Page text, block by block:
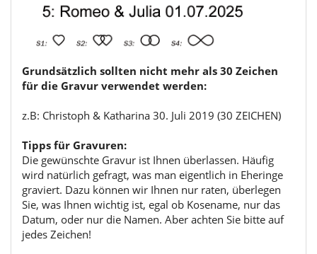
Grundsätzlich sollten nicht mehr als 30 Zeichen
für die Gravur verwendet werden:
z.B: Christoph & Katharina 30. Juli 2019 (30 ZEICHEN)
Tipps für Gravuren:
Die gewünschte Gravur ist Ihnen überlassen. Häufig
wird natürlich gefragt, was man eigentlich in Eheringe
graviert. Dazu können wir Ihnen nur raten, überlegen
Sie, was Ihnen wichtig ist, egal ob Kosename, nur das
Datum, oder nur die Namen. Aber achten Sie bitte auf
jedes Zeichen!